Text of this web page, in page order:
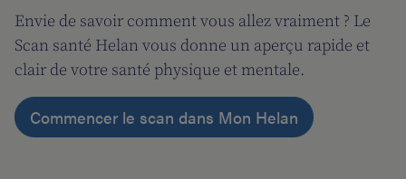
Envie de savoir comment vous allez vraiment ? Le
Scan santé Helan vous donne un aperçu rapide et
clair de votre santé physique et mentale.
Commencer le scan dans Mon Helan